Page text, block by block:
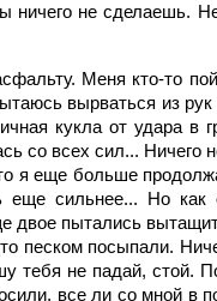
ничего не сделаешь.
Меня кто-то
вырваться из рук
кукла от удара в
со всех сил... Ничего
я еще больше
сильнее... Но как
двое пытались
песком посыпали.
не падай, стой.
все ли со мной в